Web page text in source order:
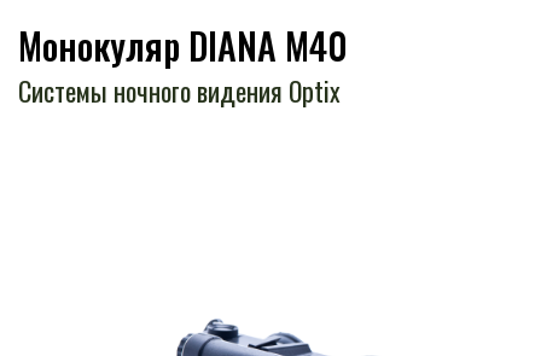
Монокуляр DIANA M40
Системы ночного видения Optix